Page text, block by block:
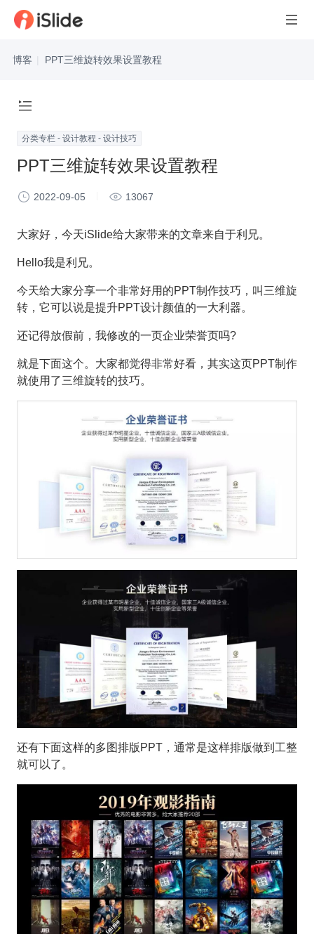
博客 PPT三维旋转效果设置教程
分类专栏 - 设计教程 - 设计技巧
PPT三维旋转效果设置教程
2022-09-05 13067
大家好，今天iSlide给大家带来的文章来自于利兄。
Hello我是利兄。
今天给大家分享一个非常好用的PPT制作技巧，叫三维旋
转，它可以说是提升PPT设计颜值的一大利器。
还记得放假前，我修改的一页企业荣誉页吗?
就是下面这个。大家都觉得非常好看，其实这页PPT制作
就使用了三维旋转的技巧。
还有下面这样的多图排版PPT，通常是这样排版做到工整
就可以了。